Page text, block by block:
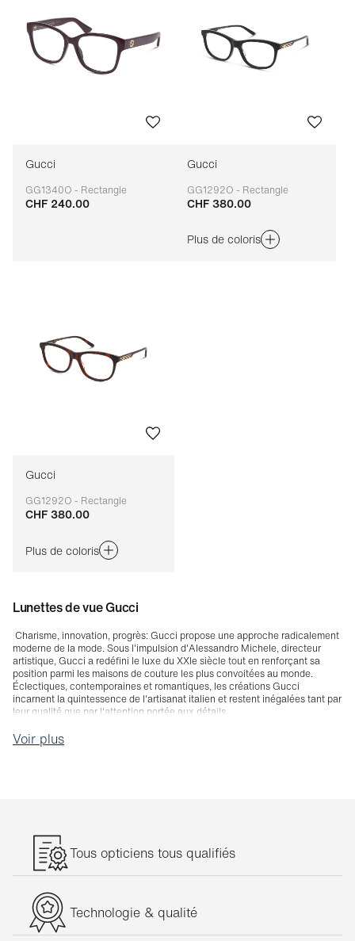
Gucci
GG1340O - Rectangle
Adaptable
CHF 240.00
Gucci
GG1292O - Rectangle
Adaptable
CHF 380.00
Plus de coloris
Gucci
GG1292O - Rectangle
Adaptable
CHF 380.00
Plus de coloris
Lunettes de vue Gucci
Charisme, innovation, progrès: Gucci propose une approche radicalement
moderne de la mode. Sous l'impulsion d'Alessandro Michele, directeur
artistique, Gucci a redéfini le luxe du XXIe siècle tout en renforçant sa
position parmi les maisons de couture les plus convoitées au monde.
Éclectiques, contemporaines et romantiques, les créations Gucci
incarnent la quintessence de l'artisanat italien et restent inégalées tant par
leur qualité que par l'attention portée aux détails.
Voir plus
Tous opticiens tous qualifiés
Technologie & qualité